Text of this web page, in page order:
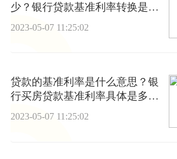
少？银行贷款基准利率转换是什
2023-05-07 11:25:02
贷款的基准利率是什么意思？银
行买房贷款基准利率具体是多
少？
2023-05-07 11:25:02